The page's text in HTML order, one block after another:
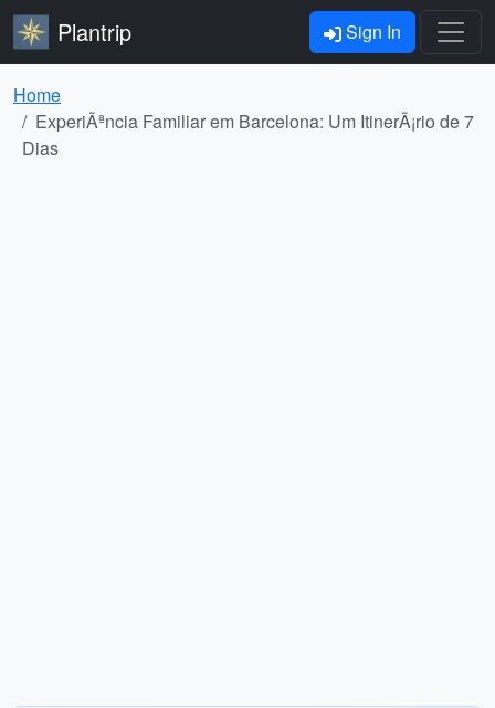
Plantrip Sign In
Home
ExperiÃªncia Familiar em Barcelona: Um ItinerÃ¡rio de 7
Dias